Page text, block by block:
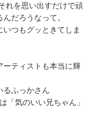
れを思い出すだけで頑
だろうなって。
つもグッときてしま
ティストも本当に輝
るふっかさん
「気のいい兄ちゃん」